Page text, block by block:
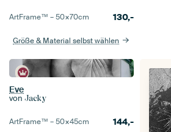
ArtFrame™ –50×70cm 130,-
Größe & Material selbst wählen
Eve
von Jacky
ArtFrame™ –50×45cm 144,-